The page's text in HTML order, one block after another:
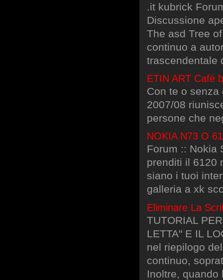
.it kubrick
Discussione
The asd Tree
continuo a
trascendentale
ETIN ART Café
Con te o
2007/08
persone che
NOKIA N73 O
Forum :: Nokia
prenditi il 6120
siano i tuoi
galleria a xk
Eliminare La
TUTORIAL
LETTA" E IL
nel riepilogo
continuo,
Inoltre, quando